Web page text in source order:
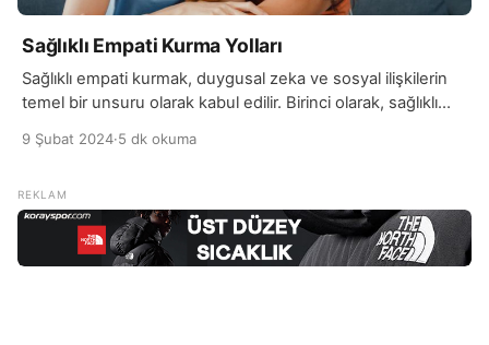
Sağlıklı Empati Kurma Yolları
Sağlıklı empati kurmak, duygusal zeka ve sosyal ilişkilerin
temel bir unsuru olarak kabul edilir. Birinci olarak, sağlıklı
şekilde yaklaşmak anlamına gelir. Bu, kişinin başkalarının
ve karşı tarafın hissettiği durumu empatiyle karşılamak
anlamına gelir. İkinci olarak, sağlıklı empati, iletişimi
güçlendirir ve insan ilişkilerini […]
9 Şubat 2024·5 dk okuma